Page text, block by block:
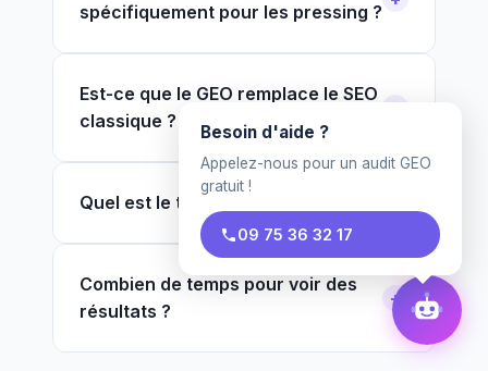
spécifiquement pour les pressing ?
Est-ce que le GEO remplace le SEO
classique ?
Quel est le tarif pour un pressing ?
Combien de temps pour voir des
résultats ?
Besoin d'aide ?
Appelez-nous pour un audit GEO
gratuit !
09 75 36 32 17